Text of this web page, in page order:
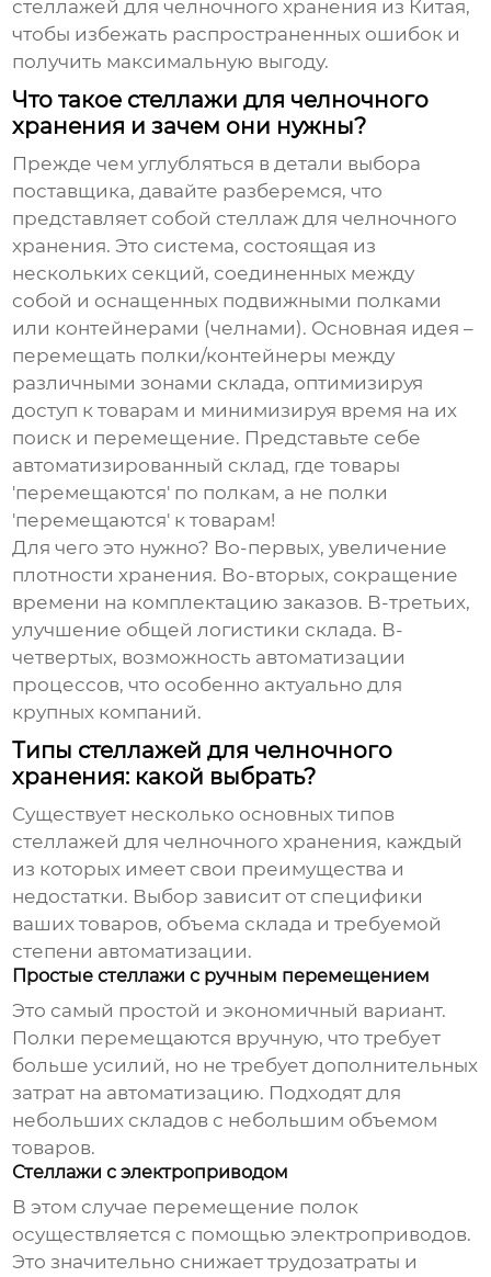
стеллажей для челночного хранения из Китая,
чтобы избежать распространенных ошибок и
получить максимальную выгоду.
Что такое стеллажи для челночного
хранения и зачем они нужны?
Прежде чем углубляться в детали выбора
поставщика, давайте разберемся, что
представляет собой стеллаж для челночного
хранения. Это система, состоящая из
нескольких секций, соединенных между
собой и оснащенных подвижными полками
или контейнерами (челнами). Основная идея –
перемещать полки/контейнеры между
различными зонами склада, оптимизируя
доступ к товарам и минимизируя время на их
поиск и перемещение. Представьте себе
автоматизированный склад, где товары
'перемещаются' по полкам, а не полки
'перемещаются' к товарам!
Для чего это нужно? Во-первых, увеличение
плотности хранения. Во-вторых, сокращение
времени на комплектацию заказов. В-третьих,
улучшение общей логистики склада. В-
четвертых, возможность автоматизации
процессов, что особенно актуально для
крупных компаний.
Типы стеллажей для челночного
хранения: какой выбрать?
Существует несколько основных типов
стеллажей для челночного хранения, каждый
из которых имеет свои преимущества и
недостатки. Выбор зависит от специфики
ваших товаров, объема склада и требуемой
степени автоматизации.
Простые стеллажи с ручным перемещением
Это самый простой и экономичный вариант.
Полки перемещаются вручную, что требует
больше усилий, но не требует дополнительных
затрат на автоматизацию. Подходят для
небольших складов с небольшим объемом
товаров.
Стеллажи с электроприводом
В этом случае перемещение полок
осуществляется с помощью электроприводов.
Это значительно снижает трудозатраты и